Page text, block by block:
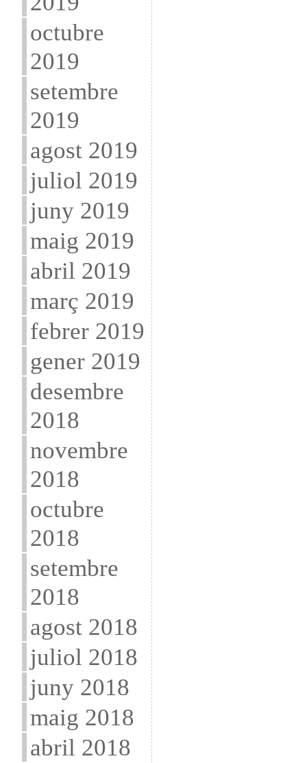
octubre
2019
setembre
2019
agost 2019
juliol 2019
juny 2019
maig 2019
abril 2019
març 2019
febrer 2019
gener 2019
desembre
2018
novembre
2018
octubre
2018
setembre
2018
agost 2018
juliol 2018
juny 2018
maig 2018
abril 2018